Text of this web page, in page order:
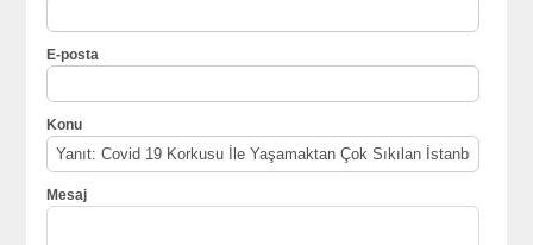
E-posta
Konu
Mesaj